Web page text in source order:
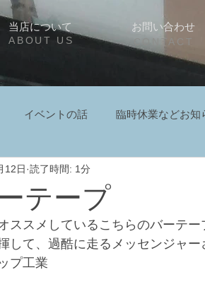
当店について お問い合わせ
ABOUT US CONTACT
イベントの話 臨時休業などお知
テープ
12日 読了時間: 1分
ススメしているこちらのバーテー
して、過酷に走るメッセンジャー
プ工業